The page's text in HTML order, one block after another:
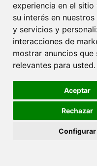
experiencia en el sitio
su interés en
y servicios y
interacciones de
mostrar anuncios que
relevantes para usted.
Aceptar
Rechazar
Configurar
Caja Para
16x12x3Cm 4
3,00€